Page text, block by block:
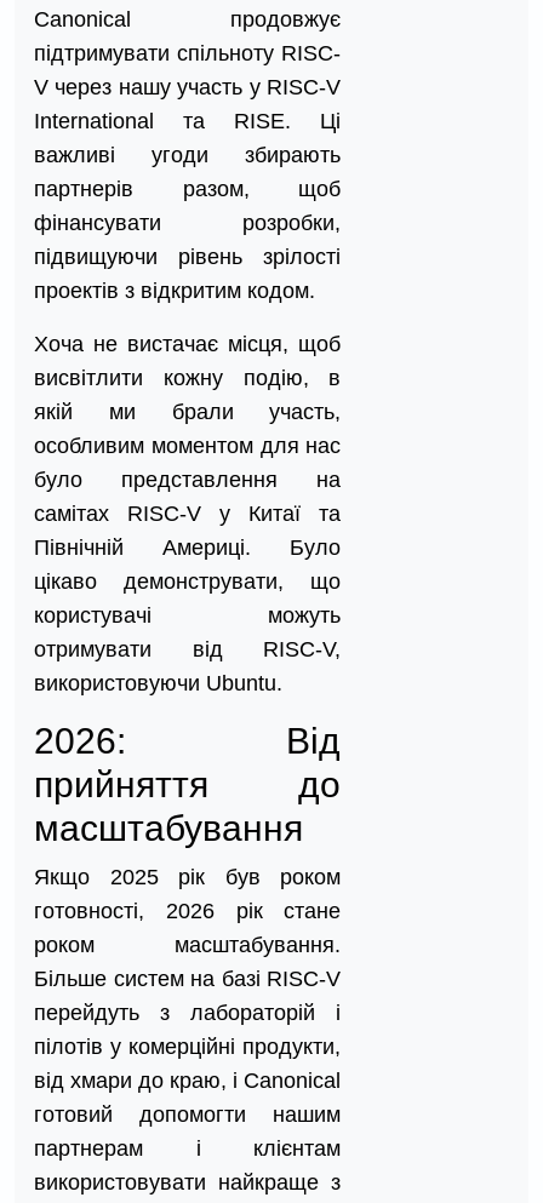
Canonical продовжує
підтримувати спільноту RISC-
V через нашу участь у RISC-V
International та RISE. Ці
важливі угоди збирають
партнерів разом, щоб
фінансувати розробки,
підвищуючи рівень зрілості
проектів з відкритим кодом.
Хоча не вистачає місця, щоб
висвітлити кожну подію, в
якій ми брали участь,
особливим моментом для нас
було представлення на
самітах RISC-V у Китаї та
Північній Америці. Було
цікаво демонструвати, що
користувачі можуть
отримувати від RISC-V,
використовуючи Ubuntu.
2026: Від
прийняття до
масштабування
Якщо 2025 рік був роком
готовності, 2026 рік стане
роком масштабування.
Більше систем на базі RISC-V
перейдуть з лабораторій і
пілотів у комерційні продукти,
від хмари до краю, і Canonical
готовий допомогти нашим
партнерам і клієнтам
використовувати найкраще з